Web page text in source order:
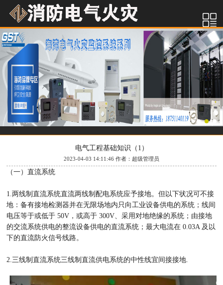
电气工程基础知识（1）
2023-04-03 14:11:46 作者：超级管理员
（一）直流系统
1.两线制直流系统直流两线制配电系统应予接地。但以下状况可不接
地：备有接地检测器并在无限场地内只向工业设备供电的系统；线间
电压等于或低于 50V，或高于 300V、采用对地绝缘的系统；由接地
的交流系统供电的整流设备供电的直流系统；最大电流在 0.03A 及以
下的直流防火信号线路。
2.三线制直流系统三线制直流供电系统的中性线宜间接接地.